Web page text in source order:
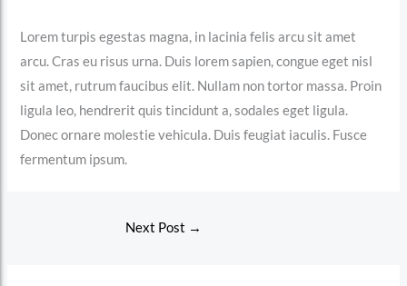
Lorem turpis egestas magna, in lacinia felis arcu sit amet
arcu. Cras eu risus urna. Duis lorem sapien, congue eget nisl
sit amet, rutrum faucibus elit. Nullam non tortor massa. Proin
ligula leo, hendrerit quis tincidunt a, sodales eget ligula.
Donec ornare molestie vehicula. Duis feugiat iaculis. Fusce
fermentum ipsum.
Next Post →